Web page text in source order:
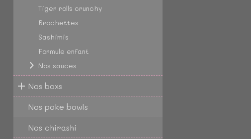
Tiger rolls crunchy
Brochettes
Sashimis
Formule enfant
Nos sauces
Nos boxs
Nos poke bowls
Nos chirashi